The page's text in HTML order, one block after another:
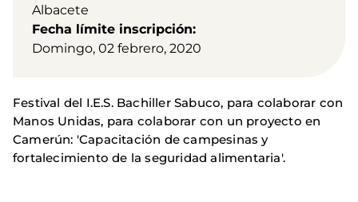
Albacete
Fecha límite inscripción
Domingo, 02 febrero, 2020
Festival del I.E.S. Bachiller Sabuco, para colaborar con
Manos Unidas, para colaborar con un proyecto en
Camerún: 'Capacitación de campesinas y
fortalecimiento de la seguridad alimentaria'.